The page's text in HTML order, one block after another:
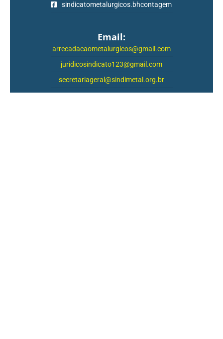
sindicatometalurgicos.bhcontagem
Email:
arrecadacaometalurgicos@gmail.com
juridicosindicato123@gmail.com
secretariageral@sindimetal.org.br